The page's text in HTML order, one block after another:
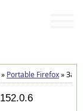
» Portable Firefox»
152.0.6